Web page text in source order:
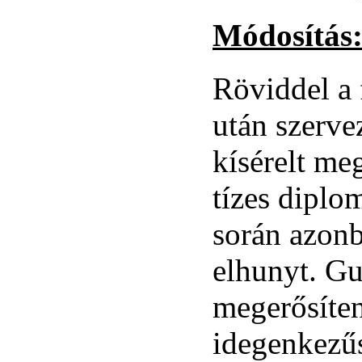
Módosítás:
Röviddel a
után
kísérelt
tízes
során
elhunyt.